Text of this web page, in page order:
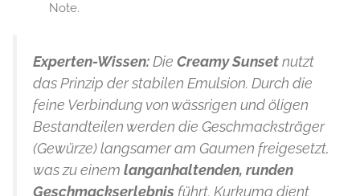
Note.
Experten-Wissen:Die Creamy Sunsetnutzt
das Prinzip der stabilen Emulsion. Durch die
feine Verbindung von wässrigen und öligen
Bestandteilen werden die Geschmacksträger
(Gewürze) langsamer am Gaumen freigesetzt,
was zu einem langanhaltenden, runden
Geschmackserlebnis führt. Kurkuma dient